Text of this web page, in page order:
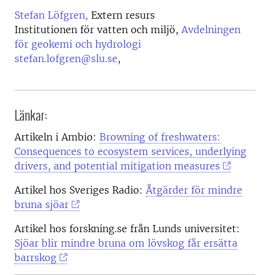
Stefan Löfgren, Extern resurs
Institutionen för vatten och miljö, Avdelningen
för geokemi och hydrologi
stefan.lofgren@slu.se,
Länkar:
Artikeln i Ambio: Browning of freshwaters:
Consequences to ecosystem services, underlying
drivers, and potential mitigation measures
Artikel hos Sveriges Radio: Åtgärder för mindre
bruna sjöar
Artikel hos forskning.se från Lunds universitet:
Sjöar blir mindre bruna om lövskog får ersätta
barrskog